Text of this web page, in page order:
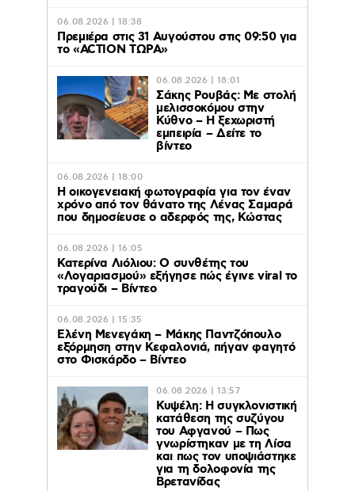
06.08.2026 | 18:38
Πρεμιέρα στις 31 Αυγούστου στις 09:50 για
το «ACTION ΤΩΡΑ»
06.08.2026 | 18:01
Σάκης Ρουβάς: Με στολή
μελισσοκόμου στην
Κύθνο – Η ξεχωριστή
εμπειρία – Δείτε το
βίντεο
06.08.2026 | 18:00
Η οικογενειακή φωτογραφία για τον έναν
χρόνο από τον θάνατο της Λένας Σαμαρά
που δημοσίευσε ο αδερφός της, Κώστας
06.08.2026 | 16:05
Κατερίνα Λιόλιου: Ο συνθέτης του
«Λογαριασμού» εξήγησε πώς έγινε viral το
τραγούδι – Βίντεο
06.08.2026 | 15:35
Ελένη Μενεγάκη – Μάκης Παντζόπουλο
εξόρμηση στην Κεφαλονιά, πήγαν φαγητό
στο Φισκάρδο – Βίντεο
06.08.2026 | 13:57
Κυψέλη: Η συγκλονιστική
κατάθεση της συζύγου
του Αφγανού – Πως
γνωρίστηκαν με τη Λίσα
και πως τον υποψιάστηκε
για τη δολοφονία της
Βρετανίδας